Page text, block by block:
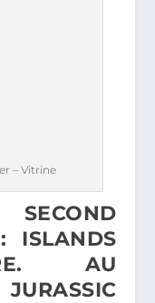
– Vitrine
SECOND
ISLANDS
AU